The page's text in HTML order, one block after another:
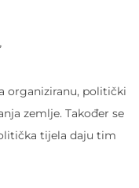
organiziranu, politički
zemlje. Također se
tijela daju tim